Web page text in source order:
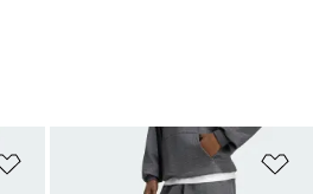
Aggiungi alla lista dei desideri